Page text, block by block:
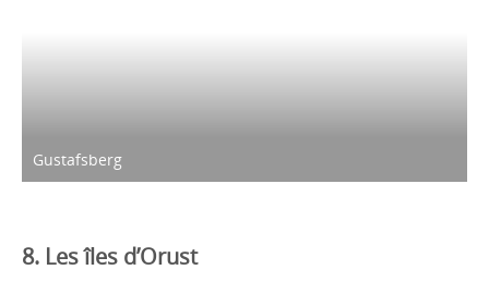
Gustafsberg
8. Les îles d’Orust